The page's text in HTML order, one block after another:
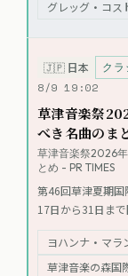
ラリネット奏者
ク・カスナーに
作はKickshaw
グレッグ・コス
🇯🇵 日本 ク
8/9 19:02
草津音楽祭
べき名曲のま
草津音楽祭2026
とめ - PR TIMES
第46回草津夏期国
17日から31日ま
ッハやブラームス
入場も可能。チ
ヨハンナ・マラ
草津音楽の森国